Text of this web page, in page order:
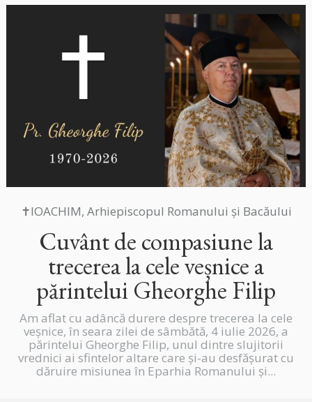
✝IOACHIM, Arhiepiscopul Romanului și Bacăului
Cuvânt de compasiune la
trecerea la cele veșnice a
părintelui Gheorghe Filip
Am aflat cu adâncă durere despre trecerea la cele
veșnice, în seara zilei de sâmbătă, 4 iulie 2026, a
părintelui Gheorghe Filip, unul dintre slujitorii
vrednici ai sfintelor altare care și-au desfășurat cu
dăruire misiunea în Eparhia Romanului și...